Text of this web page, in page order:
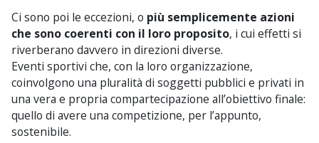
Ci sono poi le eccezioni, o più semplicemente azioni
che sono coerenti con il loro proposito, i cui effetti si
riverberano davvero in direzioni diverse.
Eventi sportivi che, con la loro organizzazione,
coinvolgono una pluralità di soggetti pubblici e privati in
una vera e propria compartecipazione all’obiettivo finale:
quello di avere una competizione, per l’appunto,
sostenibile.